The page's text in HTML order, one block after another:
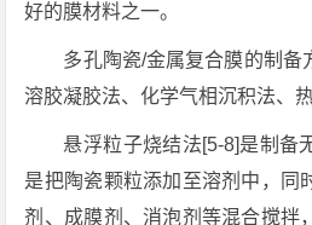
好的膜材料之一。
多孔陶瓷/金属复合膜的制备
溶胶凝胶法、化学气相沉积法、
悬浮粒子烧结法[5-8]是制备
是把陶瓷颗粒添加至溶剂中，同
剂、成膜剂、消泡剂等混合搅拌